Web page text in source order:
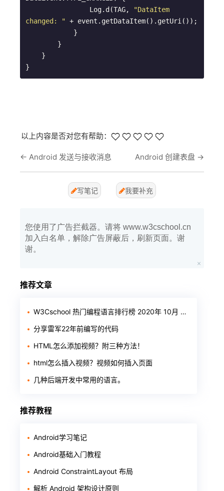
                Log.d(TAG,
"DataItem
changed: " + event.getDataItem().getUri());
}
以上内容是否对您有帮助：
← Android 发送与接收消息 Android 创建表盘 →
写笔记 我要补充
您使用了广告拦截器。请将 www.w3cschool.cn
加入白名单，解除广告屏蔽后，刷新页面。谢
谢。
推荐文章
W3Cschool 热门编程语言排行榜 2020年 10月 TOP10
分享雷军22年前编写的代码
HTML怎么添加视频？附三种方法！
html怎么插入视频？视频如何插入页面
几种后端开发中常用的语言。
推荐教程
Android学习笔记
Android基础入门教程
Android ConstraintLayout 布局
解析 Android 架构设计原则